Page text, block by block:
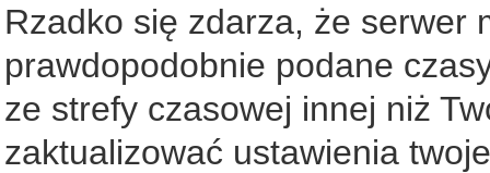
Rzadko się zdarza, że serwer
prawdopodobnie podane
ze strefy czasowej innej niż
zaktualizować ustawienia